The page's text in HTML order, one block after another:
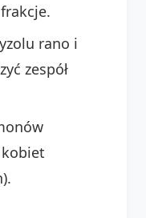
rano i
zespół
kobiet